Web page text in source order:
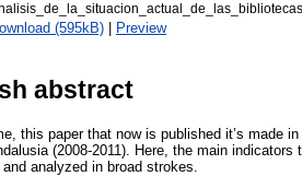
(595kB) Preview
abstract
this paper that now is published it’s made
(2008-2011). Here, the main
analyzed in broad strokes.